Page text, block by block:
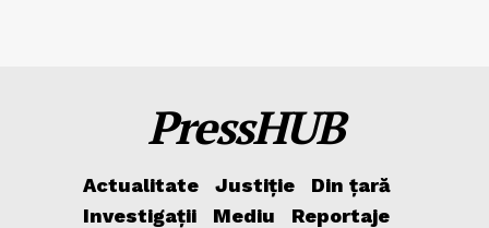
PressHUB
Actualitate Justiție
Din țară
Investigații
Mediu
Reportaje